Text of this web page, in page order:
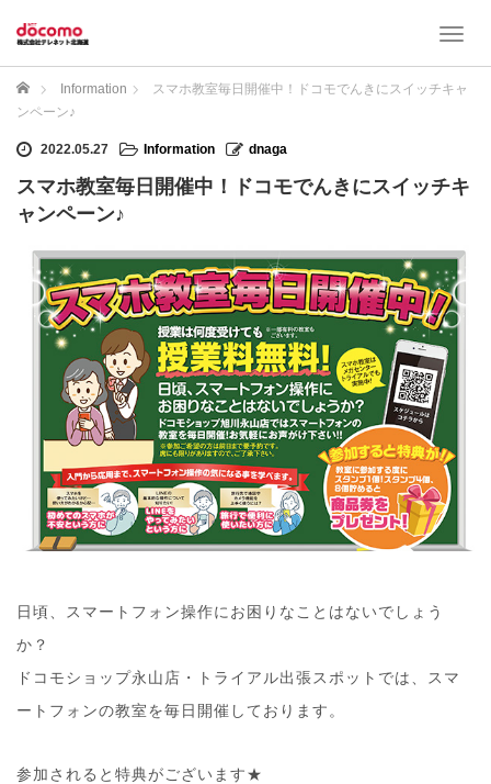
T
a
g
a
t
i
ホーム Information
スマホ教室毎日開催中！ドコモでんきにスイッチキャ
ンペーン♪
2022.05.27 Information dnaga
スマホ教室毎日開催中！ドコモでんきにスイッチキ
ャンペーン♪
日頃、スマートフォン操作にお困りなことはないでしょう
か？
ドコモショップ永山店・トライアル出張スポットでは、スマ
ートフォンの教室を毎日開催しております。
参加されると特典がございます★